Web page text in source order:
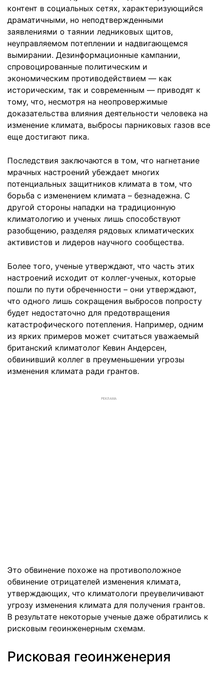
контент в социальных сетях, характеризующийся
драматичными, но неподтвержденными
заявлениями о таянии ледниковых щитов,
неуправляемом потеплении и надвигающемся
вымирании. Дезинформационные кампании,
спровоцированные политическим и
экономическим противодействием — как
историческим, так и современным — приводят к
тому, что, несмотря на неопровержимые
доказательства влияния деятельности человека на
изменение климата, выбросы парниковых газов все
еще достигают пика.
Последствия заключаются в том, что нагнетание
мрачных настроений убеждает многих
потенциальных защитников климата в том, что
борьба с изменением климата – безнадежна. С
другой стороны нападки на традиционную
климатологию и ученых лишь способствуют
разобщению, разделяя рядовых климатических
активистов и лидеров научного сообщества.
Более того, ученые утверждают, что часть этих
настроений исходит от коллег-ученых, которые
пошли по пути обреченности – они утверждают,
что одного лишь сокращения выбросов попросту
будет недостаточно для предотвращения
катастрофического потепления. Например, одним
из ярких примеров может считаться уважаемый
британский климатолог Кевин Андерсен,
обвинивший коллег в преуменьшении угрозы
изменения климата ради грантов.
РЕКЛАМА
Это обвинение похоже на противоположное
обвинение отрицателей изменения климата,
утверждающих, что климатологи преувеличивают
угрозу изменения климата для получения грантов.
В результате некоторые ученые даже обратились к
рисковым геоинженерным схемам.
Рисковая геоинженерия